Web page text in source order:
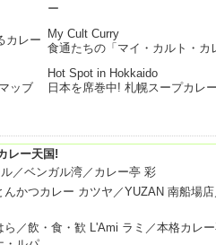
ー
カレー
My Cult Curry
食通たちの「マイ・カルト・カ
ッブ
Hot Spot in Hokkaido
日本を席巻中! 札幌スープカレ
レー天国!
／ベンガル湾／カレー亭 彩
かつカレー カツヤ／YUZAN 南船場
／飲・食・歓 L'Ami ラミ／本格カレ